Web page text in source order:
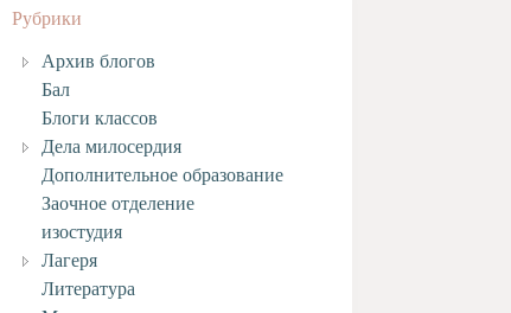
Рубрики
Архив блогов
Бал
Блоги классов
Дела милосердия
Дополнительное образование
Заочное отделение
изостудия
Лагеря
Литература